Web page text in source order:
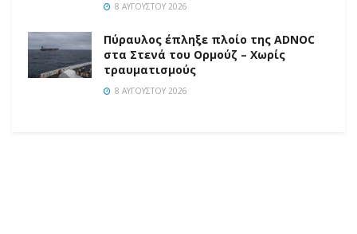
8 ΑΥΓΟΎΣΤΟΥ 2026
Πύραυλος έπληξε πλοίο της ADNOC
στα Στενά του Ορμούζ – Χωρίς
τραυματισμούς
8 ΑΥΓΟΎΣΤΟΥ 2026